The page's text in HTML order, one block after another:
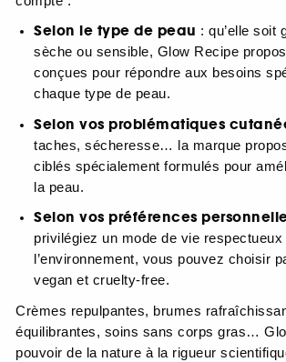
Selon le type de peau : qu’elle soit
sèche ou sensible, Glow Recipe
conçues pour répondre aux besoins
chaque type de peau.
Selon vos problématiques
taches, sécheresse… la marque
ciblés spécialement formulés pour
la peau.
Selon vos préférences
privilégiez un mode de vie respectueux
l’environnement, vous pouvez choisir
vegan et cruelty-free.
Crèmes repulpantes, brumes
équilibrantes, soins sans corps gras…
pouvoir de la nature à la rigueur